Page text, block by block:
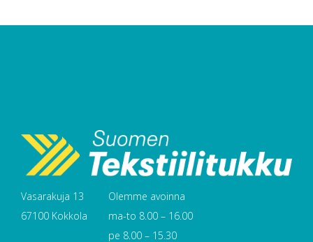
Vasarakuja 13
67100 Kokkola
Olemme avoinna
ma-to 8.00 – 16.00
pe 8.00 – 15.30